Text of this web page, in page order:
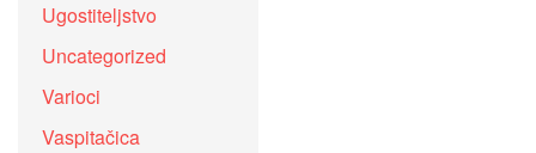
Ugostiteljstvo
Uncategorized
Varioci
Vaspitačica